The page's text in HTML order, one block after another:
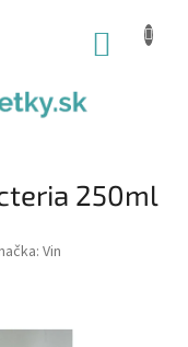
250ml
Vin